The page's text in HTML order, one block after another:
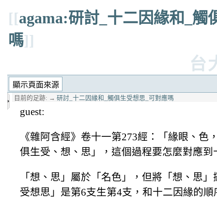
[[agama:研討_十二因緣和_觸
嗎]]
台
目前的足跡: → 研討_十二因緣和_觸俱生受想思_可對應嗎
guest:
《雜阿含經》卷十一第273經：「緣眼、色
俱生受、想、思」，這個過程要怎麼對應到
「想、思」屬於「名色」，但將「想、思
受想思」是第6支生第4支，和十二因緣的